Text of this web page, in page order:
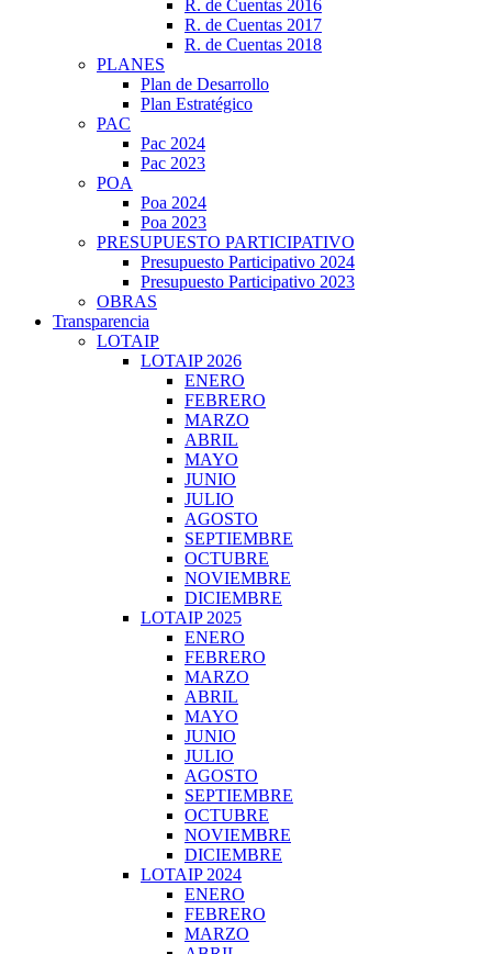
R. de Cuentas 2016
R. de Cuentas 2017
R. de Cuentas 2018
PLANES
Plan de Desarrollo
Plan Estratégico
PAC
Pac 2024
Pac 2023
POA
Poa 2024
Poa 2023
PRESUPUESTO PARTICIPATIVO
Presupuesto Participativo 2024
Presupuesto Participativo 2023
OBRAS
Transparencia
LOTAIP
LOTAIP 2026
ENERO
FEBRERO
MARZO
ABRIL
MAYO
JUNIO
JULIO
AGOSTO
SEPTIEMBRE
OCTUBRE
NOVIEMBRE
DICIEMBRE
LOTAIP 2025
ENERO
FEBRERO
MARZO
ABRIL
MAYO
JUNIO
JULIO
AGOSTO
SEPTIEMBRE
OCTUBRE
NOVIEMBRE
DICIEMBRE
LOTAIP 2024
ENERO
FEBRERO
MARZO